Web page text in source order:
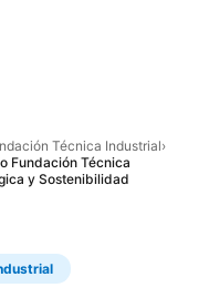
Técnica Industrial›
Fundación Técnica
y Sostenibilidad